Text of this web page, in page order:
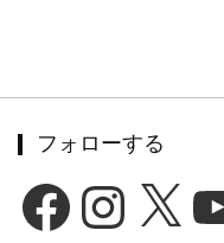
フォローする
FacebookInstagram